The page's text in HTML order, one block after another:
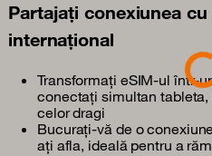
Partajați conexiunea
internațional
Transformați eSIM-ul într-
conectați simultan
celor dragi
Bucurați-vă de o
ați afla, ideală pentru a